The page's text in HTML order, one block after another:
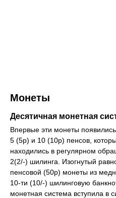
Монеты
Десятичная монетная
Впервые эти монеты
5 (5p) и 10 (10p) пенсов,
находились в регулярном
2(2/-) шилинга. Изогнутый
пенсовой (50p) монеты из
10-ти (10/-) шилинговую
монетная система вступила в